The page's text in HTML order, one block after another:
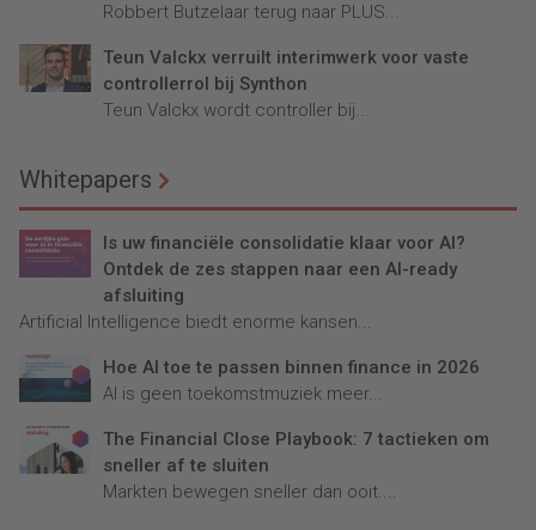
Robbert Butzelaar terug naar PLUS...
Teun Valckx verruilt interimwerk voor vaste
controllerrol bij Synthon
Teun Valckx wordt controller bij...
Whitepapers
Is uw financiële consolidatie klaar voor AI?
Ontdek de zes stappen naar een AI-ready
afsluiting
Artificial Intelligence biedt enorme kansen...
Hoe AI toe te passen binnen finance in 2026
AI is geen toekomstmuziek meer...
The Financial Close Playbook: 7 tactieken om
sneller af te sluiten
Markten bewegen sneller dan ooit....